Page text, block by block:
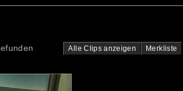
Alle Clips anzeigen Merkliste